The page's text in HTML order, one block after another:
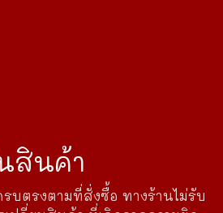
สินค้า
บตรงตามที่สั่งซื้อ ทางร้านไม่รับ